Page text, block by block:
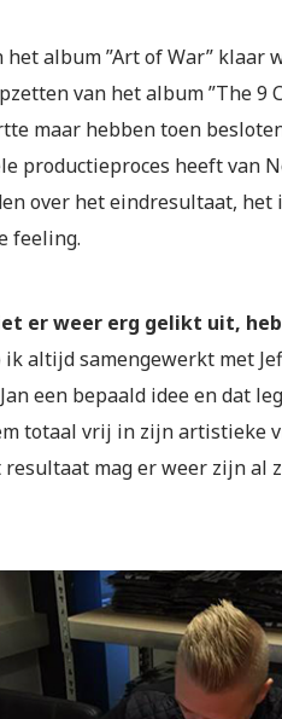
album ”Art of War”
van het album ”The
maar hebben toen
productieproces heeft van
over het eindresultaat, het
feeling.
er weer erg gelikt uit,
altijd samengewerkt met
een bepaald idee en dat
totaal vrij in zijn artistieke
mag er weer zijn al